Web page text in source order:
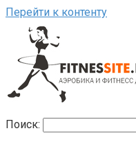
Перейти к контенту
Поиск: